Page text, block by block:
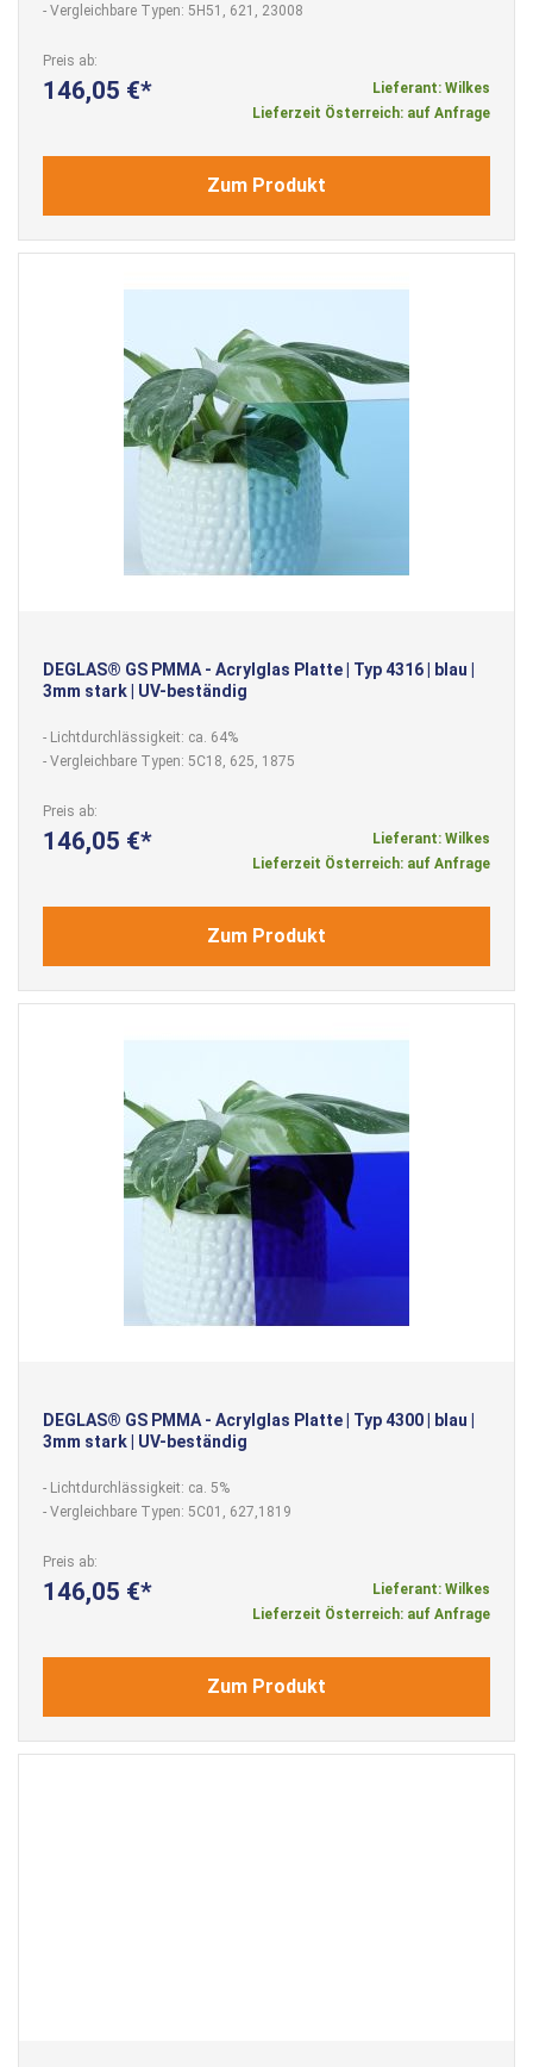
- Vergleichbare Typen: 5H51, 621, 23008
Preis ab
146,05 €
Lieferant: Wilkes
Lieferzeit Österreich: auf Anfrage
Zum Produkt
DEGLAS® GS PMMA - Acrylglas Platte | Typ 4316 | blau |
3mm stark | UV-beständig
- Lichtdurchlässigkeit: ca. 64%
- Vergleichbare Typen: 5C18, 625, 1875
Preis ab
146,05 €
Lieferant: Wilkes
Lieferzeit Österreich: auf Anfrage
Zum Produkt
DEGLAS® GS PMMA - Acrylglas Platte | Typ 4300 | blau |
3mm stark | UV-beständig
- Lichtdurchlässigkeit: ca. 5%
- Vergleichbare Typen: 5C01, 627,1819
Preis ab
146,05 €
Lieferant: Wilkes
Lieferzeit Österreich: auf Anfrage
Zum Produkt